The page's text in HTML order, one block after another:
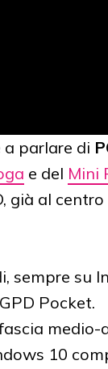
parlare di
e del Mini
già al centro
sempre su
Pocket.
medio-
10